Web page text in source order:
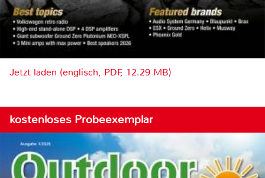
Jetzt laden (englisch, PDF, 12.29 MB)
kostenloses Probeexemplar